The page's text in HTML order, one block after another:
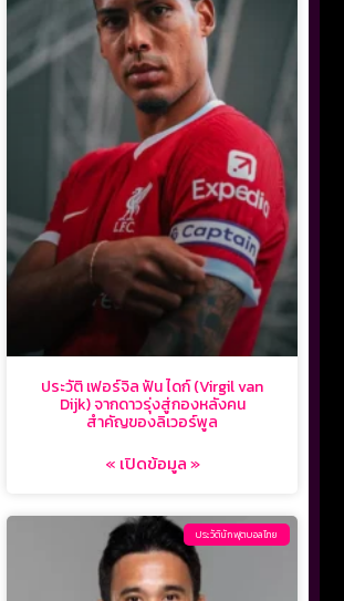
ประวัติ เฟอร์จิล ฟัน ไดก์ (Virgil van
Dijk) จากดาวรุ่งสู่กองหลังคน
สำคัญของลิเวอร์พูล
« เปิดข้อมูล »
ประวัตินักฟุตบอลไทย